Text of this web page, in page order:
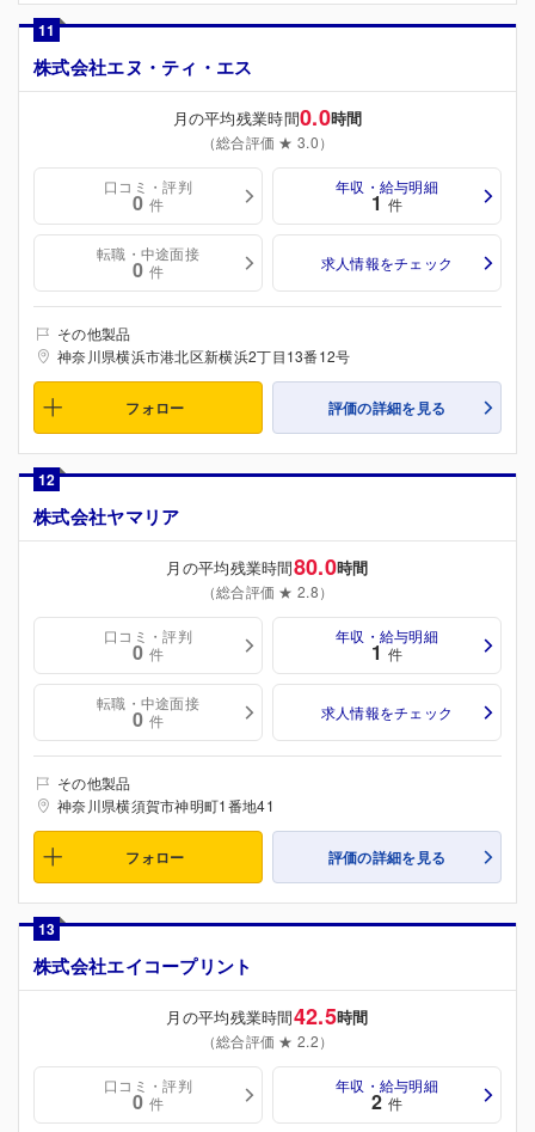
11
株式会社エヌ・ティ・エス
月の平均残業時間0.0時間
（総合評価 ★ 3.0）
口コミ・評判
0 件
年収・給与明細
1 件
転職・中途面接
0 件 求人情報をチェック
その他製品
神奈川県横浜市港北区新横浜2丁目13番12号
フォロー 評価の詳細を見る
12
株式会社ヤマリア
月の平均残業時間80.0時間
（総合評価 ★ 2.8）
口コミ・評判
0 件
年収・給与明細
1 件
転職・中途面接
0 件 求人情報をチェック
その他製品
神奈川県横須賀市神明町1番地41
フォロー 評価の詳細を見る
13
株式会社エイコープリント
月の平均残業時間42.5時間
（総合評価 ★ 2.2）
口コミ・評判
0 件
年収・給与明細
2 件